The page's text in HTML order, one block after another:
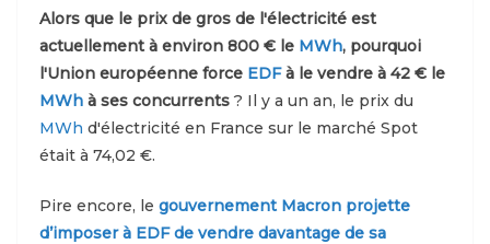
Alors que le prix de gros de l'électricité est
actuellement à environ 800 € le MWh, pourquoi
l'Union européenne force EDFà le vendre à 42 € le
MWh à ses concurrents ? Il y a un an, le prix du
MWh d'électricité en France sur le marché Spot
était à 74,02 €.
Pire encore, le gouvernement Macron projette
d’imposer à EDF de vendre davantage de sa